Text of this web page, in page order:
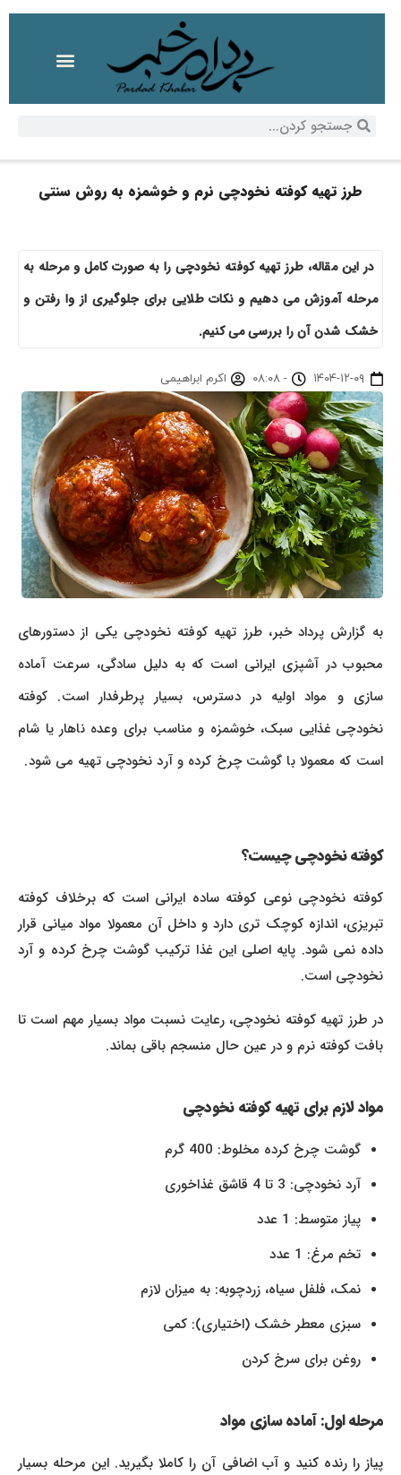
طرز تهیه کوفته نخودچی نرم و خوشمزه به روش سنتی
در این مقاله، طرز تهیه کوفته نخودچی را به صورت کامل و مرحله به
مرحله آموزش می دهیم و نکات طلایی برای جلوگیری از وا رفتن و
خشک شدن آن را بررسی می کنیم.
۱۴۰۴-۱۲-۰۹ - ۰۸:۰۸ اکرم ابراهیمی
به گزارش پرداد خبر، طرز تهیه کوفته نخودچی یکی از دستورهای
محبوب در آشپزی ایرانی است که به دلیل سادگی، سرعت آماده
سازی و مواد اولیه در دسترس، بسیار پرطرفدار است. کوفته
نخودچی غذایی سبک، خوشمزه و مناسب برای وعده ناهار یا شام
است که معمولا با گوشت چرخ کرده و آرد نخودچی تهیه می شود.
کوفته نخودچی چیست؟
کوفته نخودچی نوعی کوفته ساده ایرانی است که برخلاف کوفته
تبریزی، اندازه کوچک تری دارد و داخل آن معمولا مواد میانی قرار
داده نمی شود. پایه اصلی این غذا ترکیب گوشت چرخ کرده و آرد
نخودچی است.
در طرز تهیه کوفته نخودچی، رعایت نسبت مواد بسیار مهم است تا
بافت کوفته نرم و در عین حال منسجم باقی بماند.
مواد لازم برای تهیه کوفته نخودچی
گوشت چرخ کرده مخلوط: 400 گرم
آرد نخودچی: 3 تا 4 قاشق غذاخوری
پیاز متوسط: 1 عدد
تخم مرغ: 1 عدد
نمک، فلفل سیاه، زردچوبه: به میزان لازم
سبزی معطر خشک (اختیاری): کمی
روغن برای سرخ کردن
مرحله اول: آماده سازی مواد
پیاز را رنده کنید و آب اضافی آن را کاملا بگیرید. این مرحله بسیار